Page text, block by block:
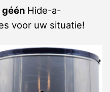
géén Hide-a-
voor uw situatie!